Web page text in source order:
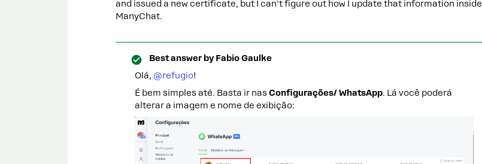
and issued a new certificate, but I can't figure out how I update that information inside
ManyChat.
Best answer by Fabio Gaulke
Olá, @refugio!
É bem simples até. Basta ir nasConfigurações/ WhatsApp. Lá você poderá
alterar a imagem e nome de exibição: